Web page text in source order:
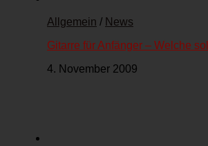
Allgemein / News
Gitarre für Anfänger – Welche
4. November 2009